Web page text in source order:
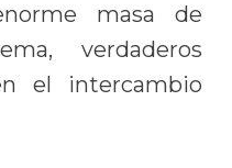
masa de
verdaderos
el intercambio